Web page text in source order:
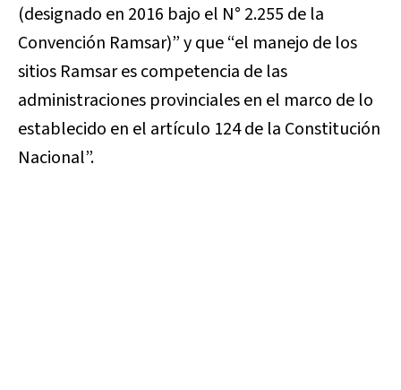
(designado en 2016 bajo el N° 2.255 de la
Convención Ramsar)” y que “el manejo de los
sitios Ramsar es competencia de las
administraciones provinciales en el marco de lo
establecido en el artículo 124 de la Constitución
Nacional”.